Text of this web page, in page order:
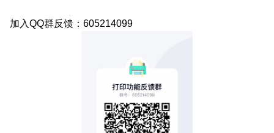
加入QQ群反馈：605214099